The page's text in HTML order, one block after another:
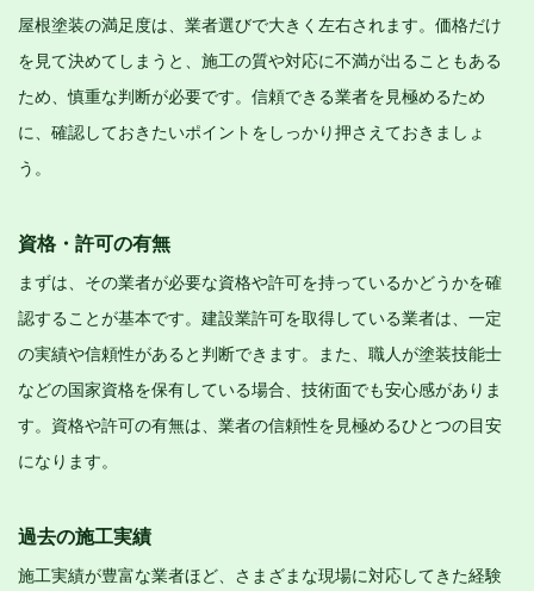
屋根塗装の満足度は、業者選びで大きく左右されます。価格だけ
を見て決めてしまうと、施工の質や対応に不満が出ることもある
ため、慎重な判断が必要です。信頼できる業者を見極めるため
に、確認しておきたいポイントをしっかり押さえておきましょ
う。
資格・許可の有無
まずは、その業者が必要な資格や許可を持っているかどうかを確
認することが基本です。建設業許可を取得している業者は、一定
の実績や信頼性があると判断できます。また、職人が塗装技能士
などの国家資格を保有している場合、技術面でも安心感がありま
す。資格や許可の有無は、業者の信頼性を見極めるひとつの目安
になります。
過去の施工実績
施工実績が豊富な業者ほど、さまざまな現場に対応してきた経験